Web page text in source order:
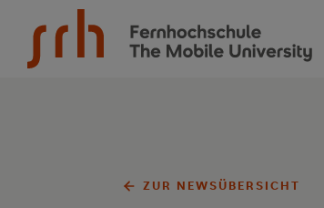
ZUR NEWSÜBERSICHT